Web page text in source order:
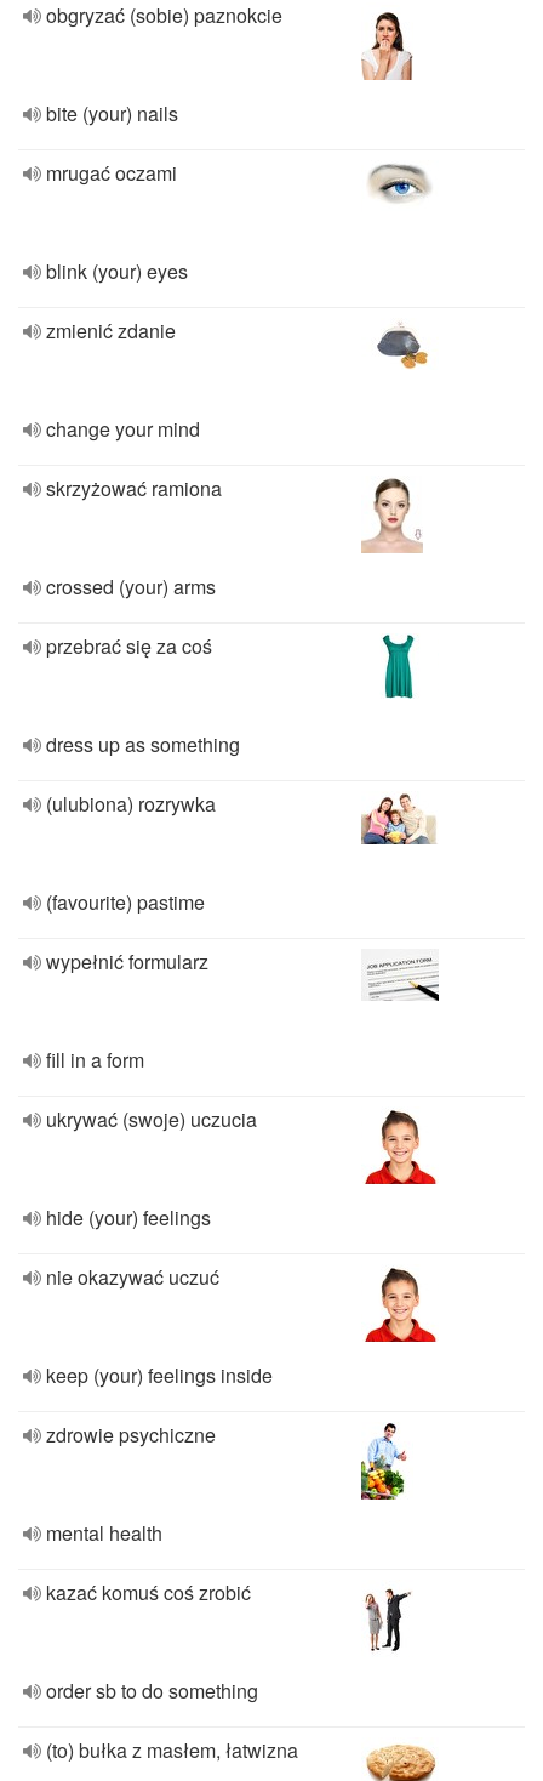
obgryzać (sobie) paznokcie
bite (your) nails
mrugać oczami
blink (your) eyes
zmienić zdanie
change your mind
skrzyżować ramiona
crossed (your) arms
przebrać się za coś
dress up as something
(ulubiona) rozrywka
(favourite) pastime
wypełnić formularz
fill in a form
ukrywać (swoje) uczucia
hide (your) feelings
nie okazywać uczuć
keep (your) feelings inside
zdrowie psychiczne
mental health
kazać komuś coś zrobić
order sb to do something
(to) bułka z masłem, łatwizna